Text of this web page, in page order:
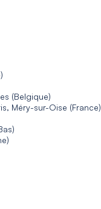
(Belgique)
Méry-sur-Oise (France)